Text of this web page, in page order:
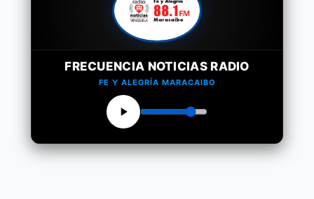
FRECUENCIA NOTICIAS RADIO
FE Y ALEGRÍA MARACAIBO